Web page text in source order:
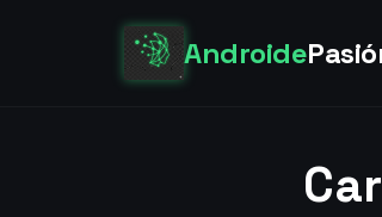
Androide